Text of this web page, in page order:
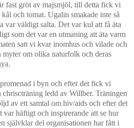
fast gröt av majsmjöl, till detta fick vi
och tomat. Ugalin smakade inte så
var väldigt salta. Det var kul att få äta
som det var en utmaning att äta varm
satt vi kvar inomhus och vilade och
myter om olika naturfolk och deras
i byn och efter det fick vi
chriscträning ledd av Willber. Träningen
av ett samtal om hiv/aids och efter det
var häftigt och inspirerande att se hur
självklar del organisationen har fått i